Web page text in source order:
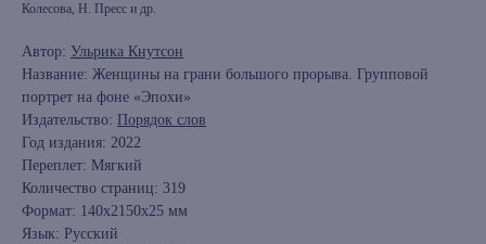
Колесова, Н. Пресс и др.
Автор: Ульрика Кнутсон
Название: Женщины на грани большого прорыва. Групповой
портрет на фоне «Эпохи»
Издательство: Порядок слов
Год издания: 2022
Переплет: Мягкий
Количество страниц: 319
Формат: 140х2150х25 мм
Язык: Русский